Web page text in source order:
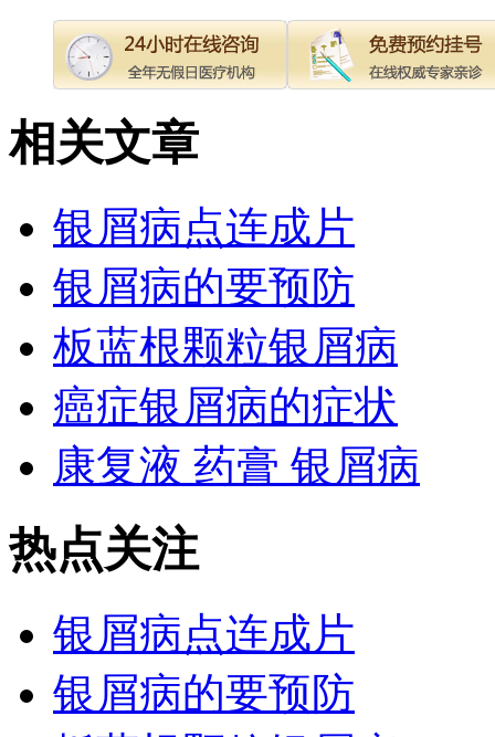
相关文章
银屑病点连成片
银屑病的要预防
板蓝根颗粒银屑病
癌症银屑病的症状
康复液 药膏 银屑病
热点关注
银屑病点连成片
银屑病的要预防